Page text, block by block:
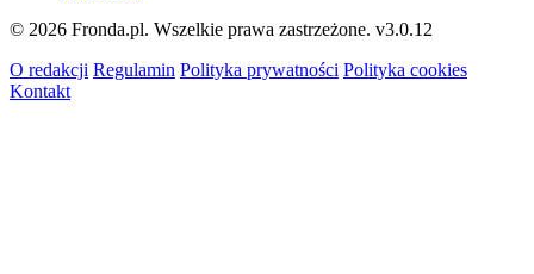
© 2026 Fronda.pl. Wszelkie prawa zastrzeżone. v3.0.12
O redakcji Regulamin Polityka prywatności Polityka cookies
Kontakt